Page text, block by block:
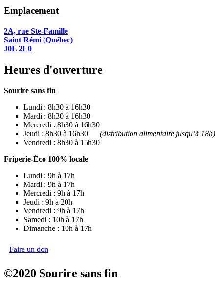
Emplacement
2A, rue Ste-Famille
Saint-Rémi (Québec)
J0L 2L0
Heures d'ouverture
Sourire sans fin
Lundi : 8h30 à 16h30
Mardi : 8h30 à 16h30
Mercredi : 8h30 à 16h30
Jeudi : 8h30 à 16h30 (distribution alimentaire jusqu’à 18h)
Vendredi : 8h30 à 15h30
Friperie-Éco 100% locale
Lundi : 9h à 17h
Mardi : 9h à 17h
Mercredi : 9h à 17h
Jeudi : 9h à 20h
Vendredi : 9h à 17h
Samedi : 10h à 17h
Dimanche : 10h à 17h
Faire un don
©2020 Sourire sans fin